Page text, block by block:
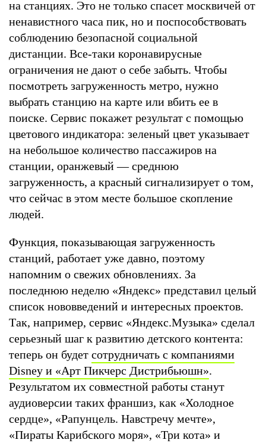
на станциях. Это не только спасет москвичей от
ненавистного часа пик, но и поспособствовать
соблюдению безопасной социальной
дистанции. Все-таки коронавирусные
ограничения не дают о себе забыть. Чтобы
посмотреть загруженность метро, нужно
выбрать станцию на карте или вбить ее в
поиске. Сервис покажет результат с помощью
цветового индикатора: зеленый цвет указывает
на небольшое количество пассажиров на
станции, оранжевый — среднюю
загруженность, а красный сигнализирует о том,
что сейчас в этом месте большое скопление
людей.
Функция, показывающая загруженность
станций, работает уже давно, поэтому
напомним о свежих обновлениях. За
последнюю неделю «Яндекс» представил целый
список нововведений и интересных проектов.
Так, например, сервис «Яндекс.Музыка» сделал
серьезный шаг к развитию детского контента:
теперь он будет сотрудничать с компаниями
Disney и «Арт Пикчерс Дистрибьюшн».
Результатом их совместной работы станут
аудиоверсии таких франшиз, как «Холодное
сердце», «Рапунцель. Навстречу мечте»,
«Пираты Карибского моря», «Три кота» и